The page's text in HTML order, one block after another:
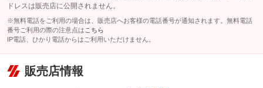
ドレスは販売店に公開されません。
※無料電話をご利用の場合は、販売店へお客様の電話番号が通知されます。無料電話
番号ご利用の際の注意点は こちら
IP電話、ひかり電話からはご利用いただけません。
販売店情報